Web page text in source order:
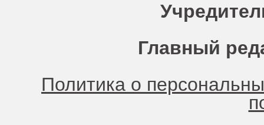
Главный
Политика о